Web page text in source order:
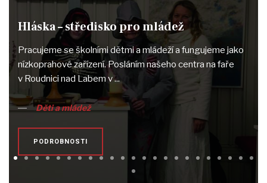
Hláska – středisko pro mládež
Pracujeme se školními dětmi a mládeží a fungujeme jako
nízkoprahové zařízení. Posláním našeho centra na faře
v Roudnici nad Labem v ...
Děti a mládež
PODROBNOSTI